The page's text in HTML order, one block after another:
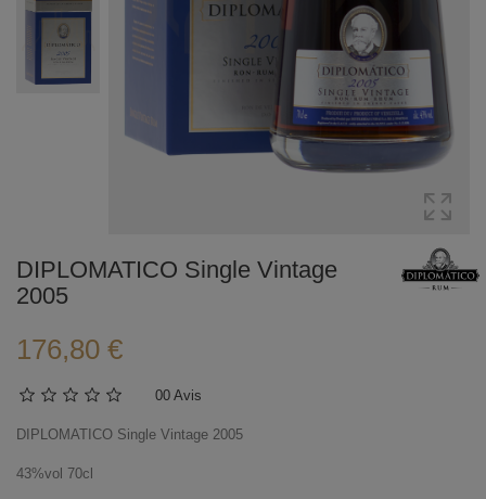
DIPLOMATICO Single Vintage
2005
176,80 €
00 Avis
DIPLOMATICO Single Vintage 2005
43%vol 70cl